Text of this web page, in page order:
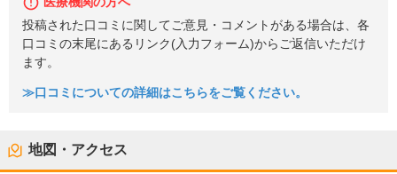
投稿された口コミに関してご意見・コメントがある場合は、各
口コミの末尾にあるリンク(入力フォーム)からご返信いただけ
ます。
≫口コミについての詳細はこちらをご覧ください。
地図・アクセス